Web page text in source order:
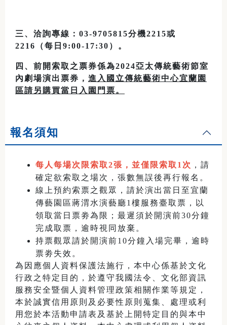
三、洽詢專線：03-9705815分機2215或
2216（每日9:00-17:30）。
四、前開索取之票券係為2024亞太傳統藝術節室
內劇場演出票券， 進入國立傳統藝術中心宜蘭園
區請另購買當日入園門票。
報名須知
每人每場次限索取2張，並僅限索取1次 ，請
確定欲索取之場次，張數無誤後再行報名。
線上預約索票之觀眾，請於演出當日至宜蘭
傳藝園區蔣渭水演藝廳1樓服務臺取票，以
領取當日票劵為限；最遲須於開演前30分鐘
完成取票，逾時視同放棄。
持票觀眾請於開演前10分鐘入場完畢，逾時
票劵失效。
為因應個人資料保護法施行，本中心係基於文化
行政之特定目的，於遵守我國法令、文化部資訊
服務安全暨個人資料管理政策相關作業等規定，
本於誠實信用原則及必要性原則蒐集、處理或利
用您於本活動申請表及基於上開特定目的與本中